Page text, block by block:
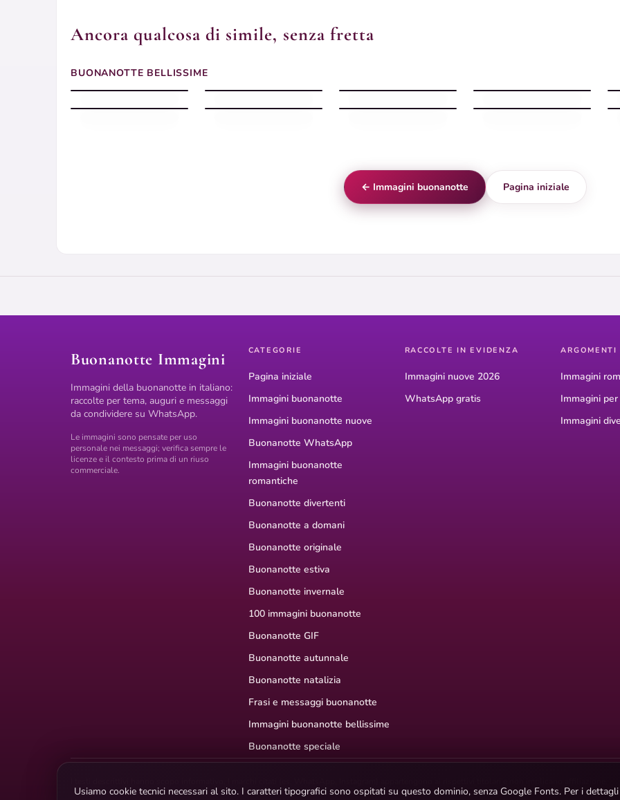
Ancora qualcosa di simile, senza fretta
BUONANOTTE BELLISSIME
gialla
barattolo
crochi
bianco
Buonanotte serena
← Immagini buonanotte Pagina iniziale
Buonanotte Immagini
Immagini della buonanotte in italiano:
raccolte per tema, auguri e messaggi
da condividere su WhatsApp.
Le immagini sono pensate per uso
personale nei messaggi; verifica sempre le
licenze e il contesto prima di un riuso
commerciale.
CATEGORIE
Pagina iniziale
Immagini buonanotte
Immagini buonanotte nuove
Buonanotte WhatsApp
Immagini buonanotte
romantiche
Buonanotte divertenti
Buonanotte a domani
Buonanotte originale
Buonanotte estiva
Buonanotte invernale
100 immagini buonanotte
Buonanotte GIF
Buonanotte autunnale
Buonanotte natalizia
Frasi e messaggi buonanotte
Immagini buonanotte bellissime
Buonanotte speciale
RACCOLTE IN EVIDENZA
Immagini nuove 2026
WhatsApp gratis
ARGOMENTI
Immagini
Immagini
Immagini
Usiamo cookie tecnici necessari al sito. I caratteri tipografici sono ospitati su questo dominio, senza Google Fonts. Per i